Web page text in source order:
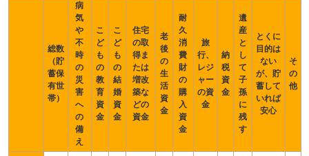
総数
（貯
蓄保
有世
帯）
病
気
や
不
時
の
災
害
へ
の
備
え
こ
ど
も
の
教
育
資
金
こ
ど
も
の
結
婚
資
金
住宅
の取
得ま
たは
増改
築な
どの
資金
老
後
の
生
活
資
金
耐
久
消
費
財
の
購
入
資
金
旅
行、
レジ
ャー
の資
金
納
税
資
金
遺
産
と
し
て
子
孫
に
残
す
とくに
目的は
ない
が、貯
蓄して
いれば
安心
そ
の
他